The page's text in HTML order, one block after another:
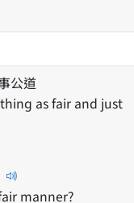
公道
as fair and just
manner?